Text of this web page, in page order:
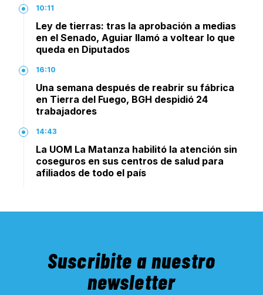
10:11
Ley de tierras: tras la aprobación a medias
en el Senado, Aguiar llamó a voltear lo que
queda en Diputados
16:10
Una semana después de reabrir su fábrica
en Tierra del Fuego, BGH despidió 24
trabajadores
14:43
La UOM La Matanza habilitó la atención sin
coseguros en sus centros de salud para
afiliados de todo el país
Suscribite a nuestro
newsletter